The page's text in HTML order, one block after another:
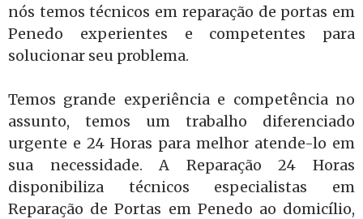
nós temos técnicos em reparação de portas em
Penedo experientes e competentes para
solucionar seu problema.
Temos grande experiência e competência no
assunto, temos um trabalho diferenciado
urgente e 24 Horas para melhor atende-lo em
sua necessidade. A Reparação 24 Horas
disponibiliza técnicos especialistas em
Reparação de Portas em Penedo ao domicílio,